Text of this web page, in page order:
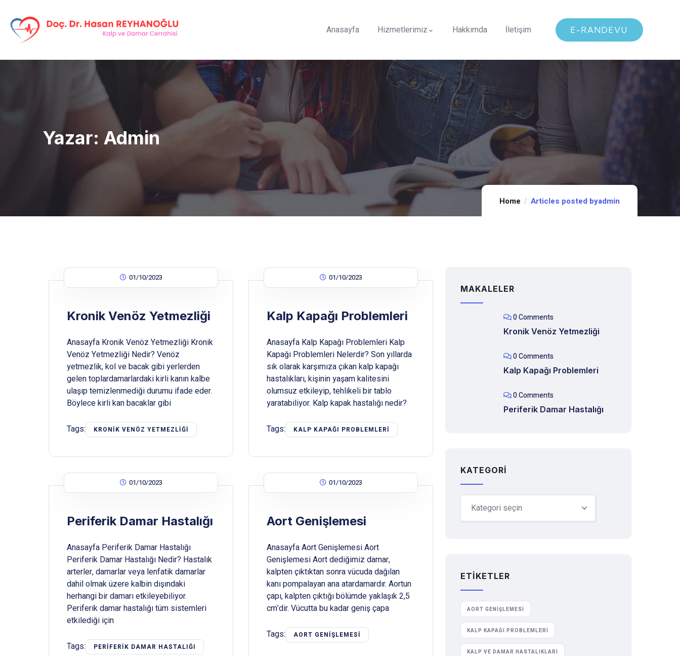
Anasayfa Hizmetlerimiz Hakkımda İletişim E-RANDEVU
Yazar: Admin
Home Articles posted byadmin
01/10/2023
Kronik Venöz Yetmezliği
Anasayfa Kronik Venöz Yetmezliği Kronik
Venöz Yetmezliği Nedir? Venöz
yetmezlik, kol ve bacak gibi yerlerden
gelen toplardamarlardaki kirli kanın kalbe
ulaşıp temizlenmediği durumu ifade eder.
Böylece kirli kan bacaklar gibi
Tags: KRONIK VENÖZ YETMEZLIĞI
01/10/2023
Kalp Kapağı Problemleri
Anasayfa Kalp Kapağı Problemleri Kalp
Kapağı Problemleri Nelerdir? Son yıllarda
sık olarak karşımıza çıkan kalp kapağı
hastalıkları, kişinin yaşam kalitesini
olumsuz etkileyip, tehlikeli bir tablo
yaratabiliyor. Kalp kapak hastalığı nedir?
Tags: KALP KAPAĞI PROBLEMLERI
01/10/2023
Periferik Damar Hastalığı
Anasayfa Periferik Damar Hastalığı
Periferik Damar Hastalığı Nedir? Hastalık
arterler, damarlar veya lenfatik damarlar
dahil olmak üzere kalbin dışındaki
herhangi bir damarı etkileyebiliyor.
Periferik damar hastalığı tüm sistemleri
etkilediği için
Tags: PERIFERIK DAMAR HASTALIĞI
01/10/2023
Aort Genişlemesi
Anasayfa Aort Genişlemesi Aort
Genişlemesi Aort dediğimiz damar,
kalpten çıktıktan sonra vücuda dağılan
kanı pompalayan ana atardamardır. Aortun
çapı, kalpten çıktığı bölümde yaklaşık 2,5
cm’dir. Vücutta bu kadar geniş çapa
Tags: AORT GENIŞLEMESI
MAKALELER
0 Comments
Kronik Venöz Yetmezliği
0 Comments
Kalp Kapağı Problemleri
0 Comments
Periferik Damar Hastalığı
KATEGORI
ETIKETLER
AORT GENIŞLEMESI
KALP KAPAĞI PROBLEMLERI
KALP VE DAMAR HASTALIKLARI